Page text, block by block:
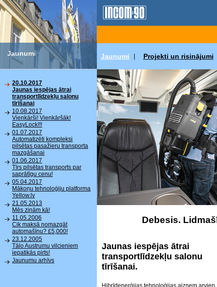
Jaunumi Jaunumi Projekti un risinājumi
20.10.2017
Jaunas iespējas ātrai
transportlīdzekļu salonu
tīrīšanai
10.08.2017
Vienkārši! Vienkāršāk!
EasyLock!!!
01.07.2017
Automatizēti kompleksi
pilsētas pasažieru transporta
mazgāšanai
01.06.2017
Tīrs pilsētas transports par
saprātīgu cenu!
05.04.2017
Mākoņu tehnoloģiju platforma
Yellow.lv
21.05.2013
Mēs zinām kā!
11.05.2006
Cik maksā nomazgāt
automašīnu? £5,000!
23.12.2005
Tālo Austrumu vilcieniem
iepatikās pirts!
Jaunumu arhīvs
Debesis.
Jaunas iespējas ātrai
transportlīdzekļu salonu
tīrīšanai.
Hibrīdenerģijas tehnoloģijas aizņem arvien